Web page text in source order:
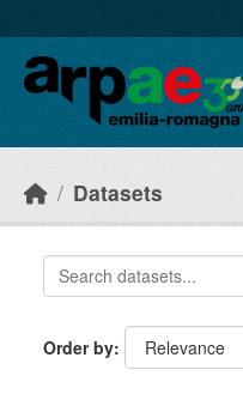
Datasets
Order by